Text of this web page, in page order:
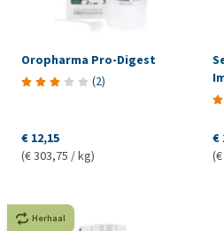
Oropharma Pro-Digest
(2)
€ 12,15
(€ 303,75 / kg)
€
Herhaal